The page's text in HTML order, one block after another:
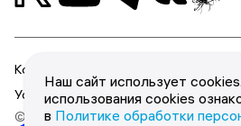
Конфиденциальность
Условия использования
© 2026 ООО «Юзергейт».
Наш сайт использует
использования cookies
в Политике обработки